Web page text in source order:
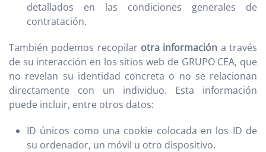
detallados en las condiciones generales de
contratación.
También podemos recopilar otra información a través
de su interacción en los sitios web de GRUPO CEA, que
no revelan su identidad concreta o no se relacionan
directamente con un individuo. Esta información
puede incluir, entre otros datos:
ID únicos como una cookie colocada en los ID de
su ordenador, un móvil u otro dispositivo.